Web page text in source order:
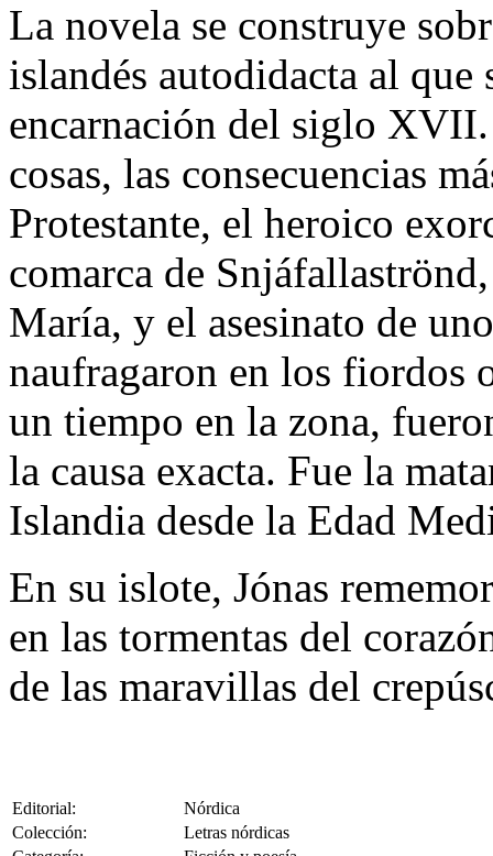
La novela se construye
islandés autodidacta al que
encarnación del siglo
cosas, las consecuencias
Protestante, el heroico
comarca de
María, y el asesinato de
naufragaron en los fiordos
un tiempo en la zona,
la causa exacta. Fue la
Islandia desde la Edad
En su islote, Jónas
en las tormentas del
de las maravillas del
Editorial:
Nórdica
Colección:
Letras nórdicas